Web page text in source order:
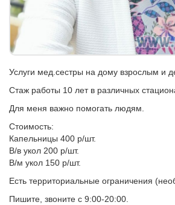
Услуги мед.сестры на дому взрослым и
Стаж работы 10 лет в различных
Для меня важно помогать людям.
Стоимость:
Капельницы 400 р/шт.
В/в укол 200 р/шт.
В/м укол 150 р/шт.
Есть территориальные ограничения
Пишите, звоните с 9:00-20:00.